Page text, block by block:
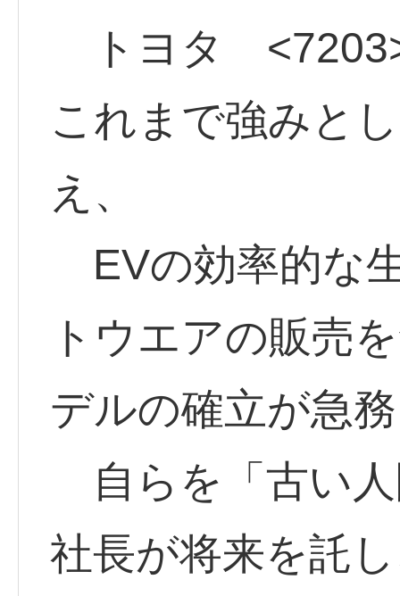
トヨタ <7203>
これまで強みと
え、
EVの効率的な
トウエアの販売
デルの確立が急
自らを「古い
社長が将来を託